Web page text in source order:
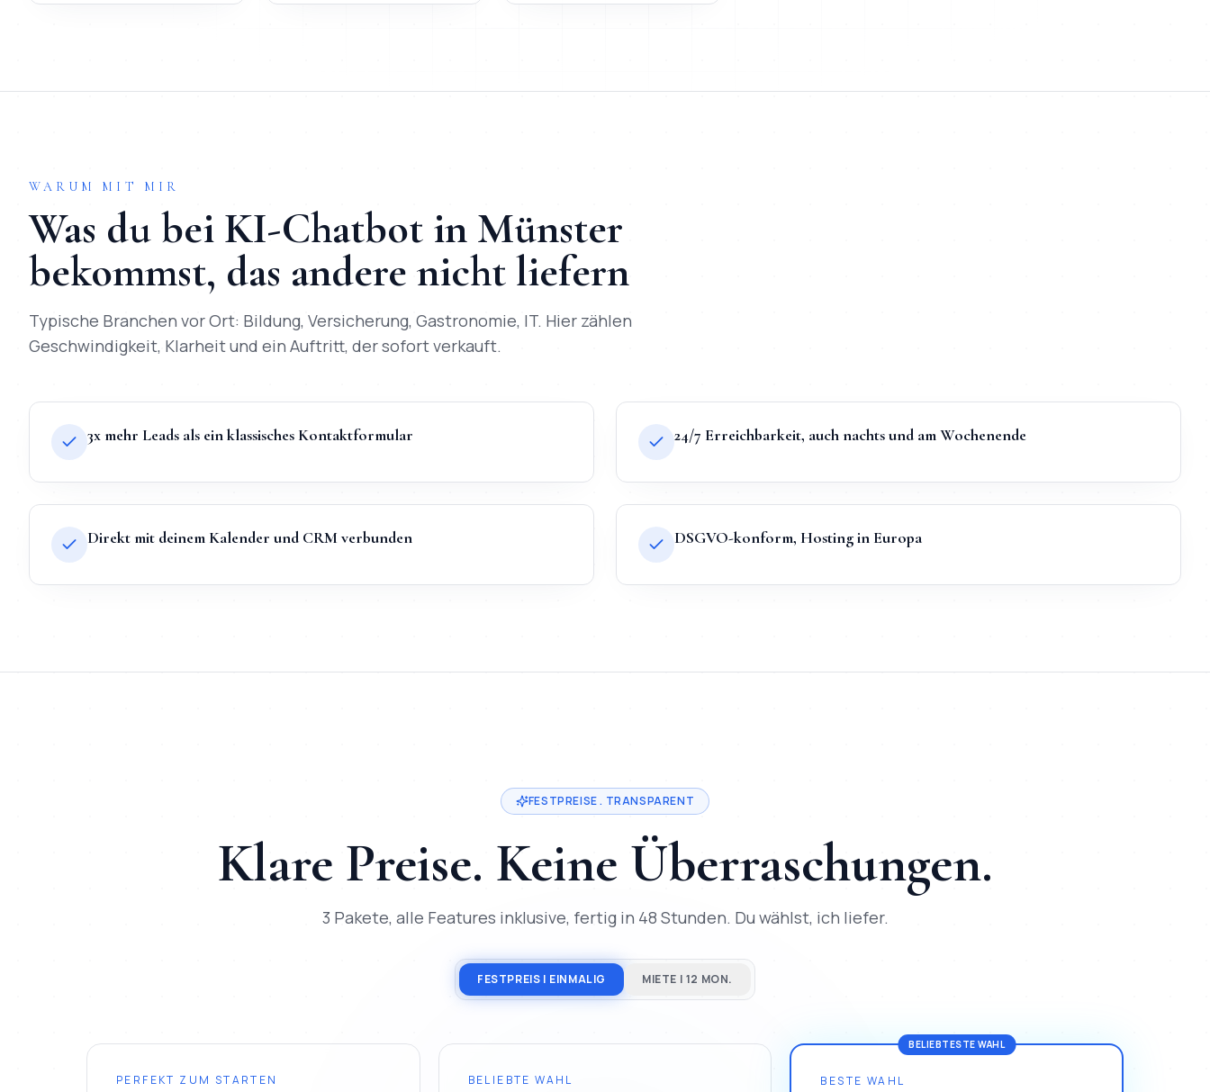
WARUM MIT MIR
Was du bei KI-Chatbot in Münster
bekommst, das andere nicht liefern
Typische Branchen vor Ort: Bildung, Versicherung, Gastronomie, IT. Hier zählen
Geschwindigkeit, Klarheit und ein Auftritt, der sofort verkauft.
3x mehr Leads als ein klassisches Kontaktformular 24/7 Erreichbarkeit, auch nachts und am Wochenende
Direkt mit deinem Kalender und CRM verbunden DSGVO-konform, Hosting in Europa
FESTPREISE . TRANSPARENT
Klare Preise. Keine Überraschungen.
3 Pakete, alle Features inklusive, fertig in 48 Stunden. Du wählst, ich liefer.
FESTPREIS | EINMALIG MIETE | 12 MON.
PERFEKT ZUM STARTEN BELIEBTE WAHL
BELIEBTESTE WAHL
BESTE WAHL